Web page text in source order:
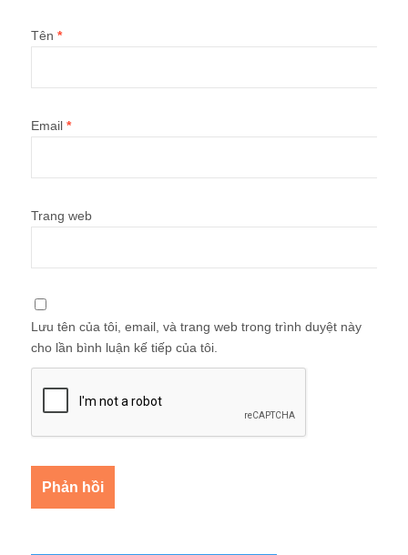
Tên *
Email *
Trang web
Lưu tên của tôi, email, và trang web trong trình duyệt này
cho lần bình luận kế tiếp của tôi.